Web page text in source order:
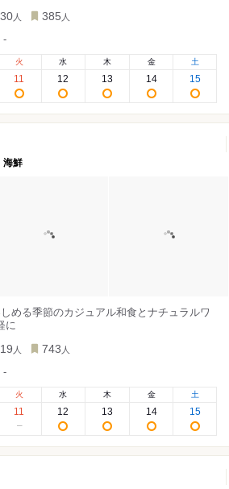
30 人 385 人
-
火
11
水
12
木
13
金
14
土
15
海鮮
める季節のカジュアル和食とナチュラルワ
に
19 人 743 人
-
火
11
水
12
木
13
金
14
土
15